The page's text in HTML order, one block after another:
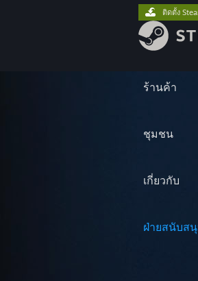
ร้านค้า
ชุมชน
เกี่ยวกับ
ฝ่ายสนับส
ติดตั้ง